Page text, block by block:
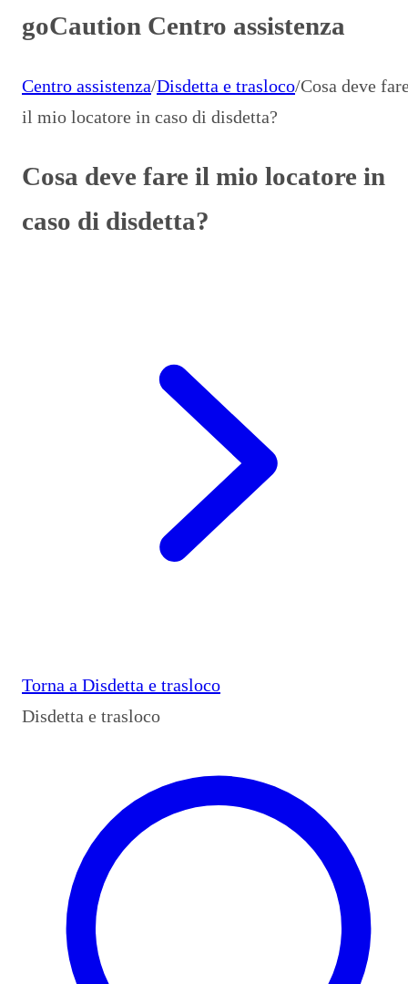
goCaution Centro assistenza
Centro assistenza/Disdetta e trasloco/Cosa deve
il mio locatore in caso di disdetta?
Cosa deve fare il mio locatore in
caso di disdetta?
Torna a Disdetta e trasloco
Disdetta e trasloco